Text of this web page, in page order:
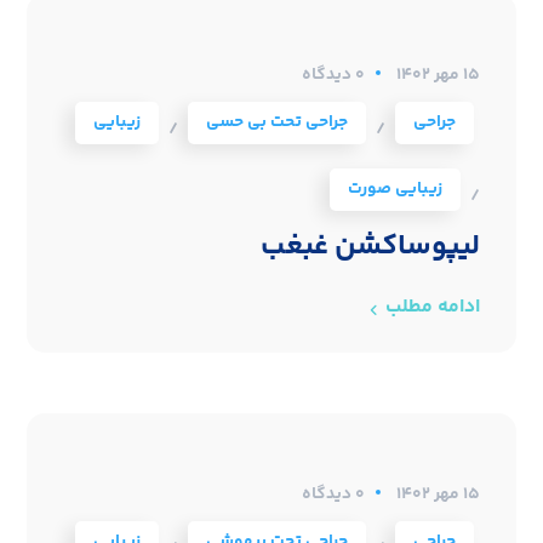
۱۵ مهر ۱۴۰۲
0 دیدگاه
جراحی
/ جراحی تحت بی حسی / زیبایی
/ زیبایی صورت
لیپوساکشن غبغب
ادامه مطلب
۱۵ مهر ۱۴۰۲
0 دیدگاه